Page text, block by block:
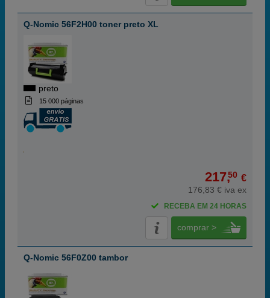
Q-Nomic 56F2H00 toner preto XL
preto
15 000 páginas
217,50 €
176,83 € iva ex
RECEBA EM 24 HORAS
comprar >
Q-Nomic 56F0Z00 tambor